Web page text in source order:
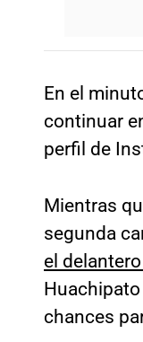
En el
continuar
perfil de
Mientras
segunda
el
chances